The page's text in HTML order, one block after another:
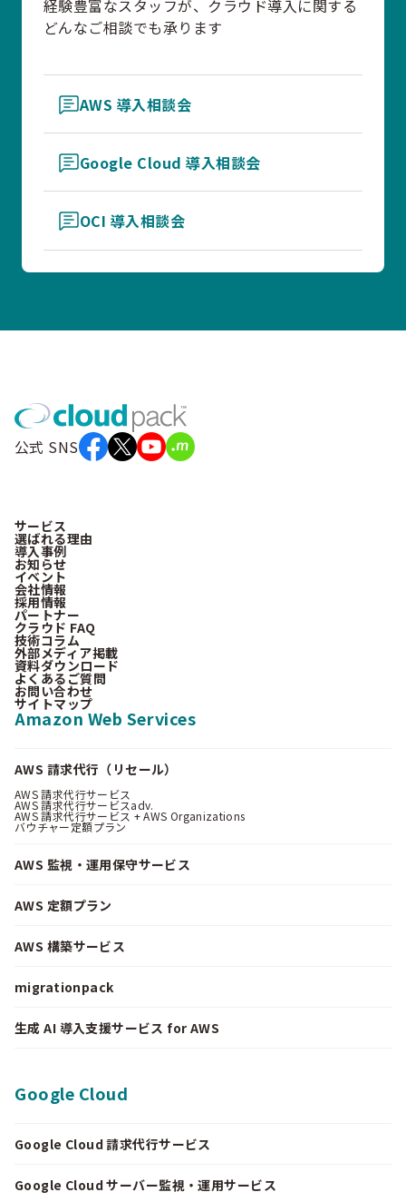
経験豊富なスタッフが、クラウド導入に関する
どんなご相談でも承ります
AWS 導入相談会
Google Cloud 導入相談会
OCI 導入相談会
公式 SNS
サービス
選ばれる理由
導入事例
お知らせ
イベント
会社情報
採用情報
パートナー
クラウド FAQ
技術コラム
外部メディア掲載
資料ダウンロード
よくあるご質問
お問い合わせ
サイトマップ
Amazon Web Services
AWS 請求代行（リセール）
AWS 請求代行サービス
AWS 請求代行サービスadv.
AWS 請求代行サービス + AWS Organizations
バウチャー定額プラン
AWS 監視・運用保守サービス
AWS 定額プラン
AWS 構築サービス
migrationpack
生成 AI 導入支援サービス for AWS
Google Cloud
Google Cloud 請求代行サービス
Google Cloud サーバー監視・運用サービス